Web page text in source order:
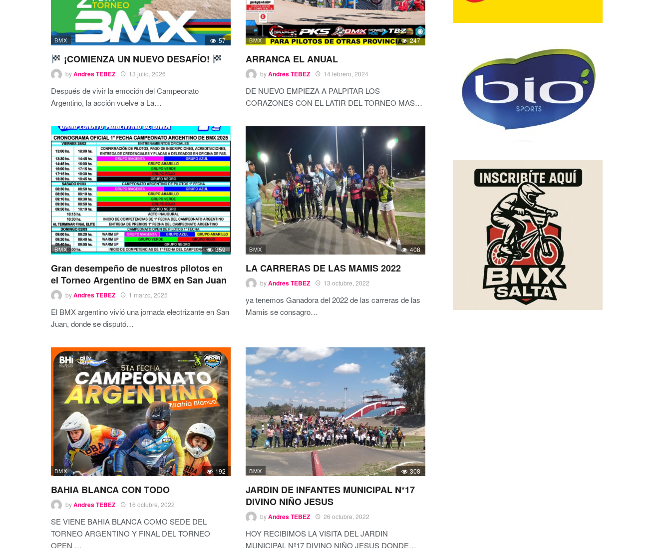
BMX 57
¡COMIENZA UN NUEVO DESAFÍO!
byAndres TEBEZ 13 julio, 2026
Después de vivir la emoción del Campeonato
Argentino, la acción vuelve a La…
BMX 247
ARRANCA EL ANUAL
byAndres TEBEZ 14 febrero, 2024
DE NUEVO EMPIEZA A PALPITAR LOS
CORAZONES CON EL LATIR DEL TORNEO MAS…
BMX 359
Gran desempeño de nuestros pilotos en
el Torneo Argentino de BMX en San Juan
byAndres TEBEZ 1 marzo, 2025
El BMX argentino vivió una jornada electrizante en San
Juan, donde se disputó…
BMX 408
LA CARRERAS DE LAS MAMIS 2022
byAndres TEBEZ 13 octubre, 2022
ya tenemos Ganadora del 2022 de las carreras de las
Mamis se consagro…
BMX 192
BAHIA BLANCA CON TODO
byAndres TEBEZ 16 octubre, 2022
SE VIENE BAHIA BLANCA COMO SEDE DEL
TORNEO ARGENTINO Y FINAL DEL TORNEO
OPEN …
BMX 308
JARDIN DE INFANTES MUNICIPAL N*17
DIVINO NIÑO JESUS
byAndres TEBEZ 26 octubre, 2022
HOY RECIBIMOS LA VISITA DEL JARDIN
MUNICIPAL Nº17 DIVINO NIÑO JESUS DONDE…